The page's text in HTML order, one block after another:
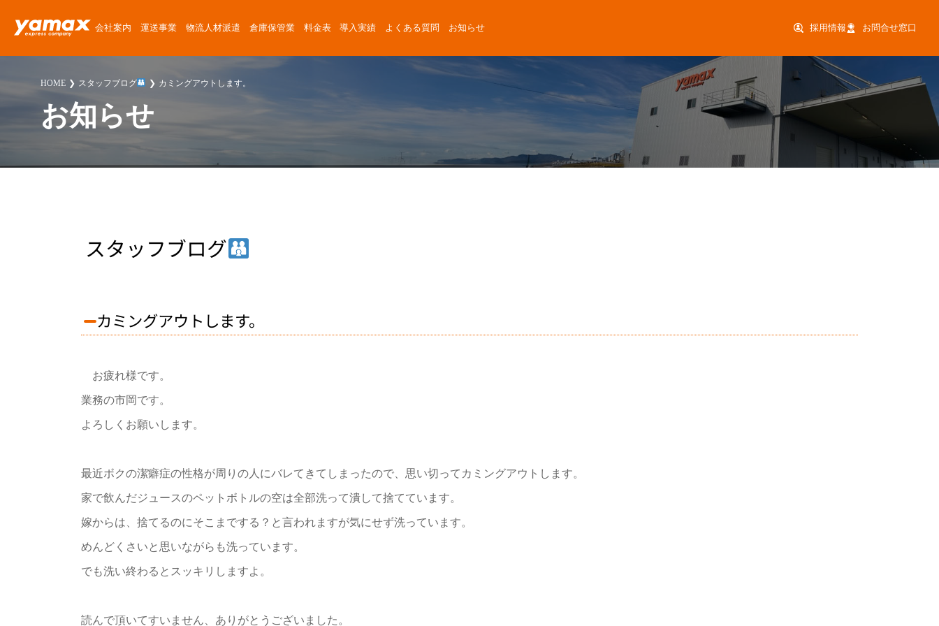
会社案内
会社概要
アクセスマップ
沿革
スタッフ紹介
運送事業
運送サービス
楽器運搬
協力会社募集
物流人材派遣
物流人材派遣サービス
倉庫保管業
倉庫保管サービス
倉庫紹介
料金表
定期便料金
チャーター便料金
倉庫保管料金
導入実績
運送委託
楽器運搬
派遣
よくある質問
運送に関する質問
倉庫に関する質問
派遣に関する質問
お知らせ
News Release
ゴーゴーヤマックス!
スタッフブログ
採用情報 お問合せ窓口
HOME スタッフブログ カミングアウトします。
お知らせ
スタッフブログ
カミングアウトします。
お疲れ様です。
業務の市岡です。
よろしくお願いします。
最近ボクの潔癖症の性格が周りの人にバレてきてしまったので、思い切ってカミングアウトします。
家で飲んだジュースのペットボトルの空は全部洗って潰して捨てています。
嫁からは、捨てるのにそこまでする？と言われますが気にせず洗っています。
めんどくさいと思いながらも洗っています。
でも洗い終わるとスッキリしますよ。
読んで頂いてすいません、ありがとうございました。